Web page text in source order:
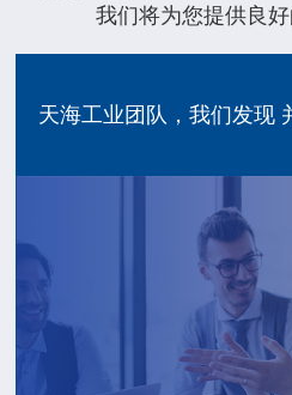
我们将为您提供良好
天海工业团队，我们发现